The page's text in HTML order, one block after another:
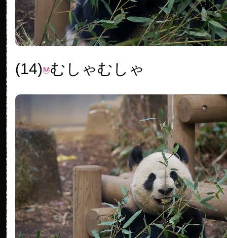
(14) むしゃむしゃ